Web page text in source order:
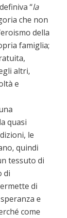
“la
che non
della
famiglia;
altri,
e
quasi
le
quindi
tessuto di
di
di
e
come